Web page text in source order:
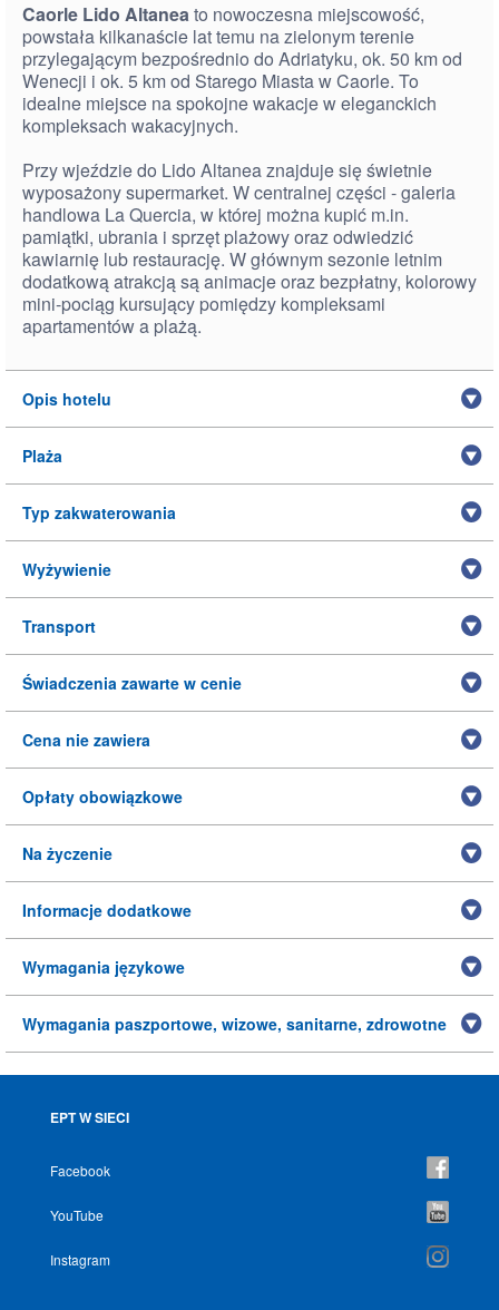
Caorle Lido Altaneato nowoczesna miejscowość,
powstała kilkanaście lat temu na zielonym terenie
przylegającym bezpośrednio do Adriatyku, ok. 50 km od
Wenecji i ok. 5 km od Starego Miasta w Caorle. To
idealne miejsce na spokojne wakacje w eleganckich
kompleksach wakacyjnych.
Przy wjeździe do Lido Altanea znajduje się świetnie
wyposażony supermarket. W centralnej części - galeria
handlowa La Quercia, w której można kupić m.in.
pamiątki, ubrania i sprzęt plażowy oraz odwiedzić
kawiarnię lub restaurację. W głównym sezonie letnim
dodatkową atrakcją są animacje oraz bezpłatny, kolorowy
mini-pociąg kursujący pomiędzy kompleksami
apartamentów a plażą.
Opis hotelu
Plaża
Typ zakwaterowania
Wyżywienie
Transport
Świadczenia zawarte w cenie
Cena nie zawiera
Opłaty obowiązkowe
Na życzenie
Informacje dodatkowe
Wymagania językowe
Wymagania paszportowe, wizowe, sanitarne, zdrowotne
EPT W SIECI
Facebook
YouTube
Instagram